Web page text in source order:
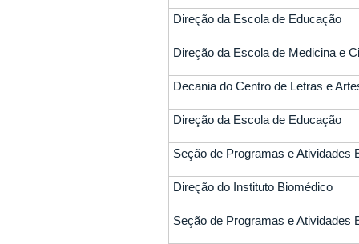
Direção da Escola de Educação
Direção da Escola de Medicina e
Decania do Centro de Letras e
Direção da Escola de Educação
Seção de Programas e Atividades
Direção do Instituto Biomédico
Seção de Programas e Atividades